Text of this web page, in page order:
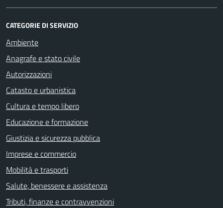
CATEGORIE DI SERVIZIO
Ambiente
Anagrafe e stato civile
Autorizzazioni
Catasto e urbanistica
Cultura e tempo libero
Educazione e formazione
Giustizia e sicurezza pubblica
Imprese e commercio
Mobilità e trasporti
Salute, benessere e assistenza
Tributi, finanze e contravvenzioni